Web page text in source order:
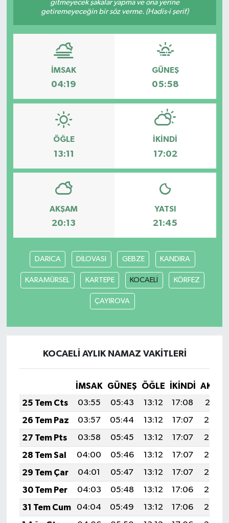
gitmeyecek şakalar yapma ve ona yerine
getiremeyeceğin bir söz verme. (Hadis-i şerif)
İMSAK
04:19
GÜNEŞ
05:58
ÖĞLE
13:11
İKINDI
17:02
AKŞAM
20:13
YATSI
21:45
DARICA DİLOVASI GEBZE KANDIRA
KARAMÜRSEL KARTEPE KOCAELİ KÖRFEZ
ÇAYIROVA
KOCAELİ AYLIK NAMAZ VAKITLERI
İMSAK GÜNEŞ ÖĞLE İKINDI
25 Tem Cts
03:55 05:43 13:12 17:08
20:31
26 Tem Paz
03:57 05:44 13:12 17:07
20:30
27 Tem Pts
03:58 05:45 13:12 17:07
20:29
28 Tem Sal
04:00 05:46 13:12 17:07
20:28
29 Tem Çar
04:01 05:47 13:12 17:07
20:27
30 Tem Per
04:03 05:48 13:12 17:06
20:26
31 Tem Cum
04:04 05:49 13:12 17:06
20:25